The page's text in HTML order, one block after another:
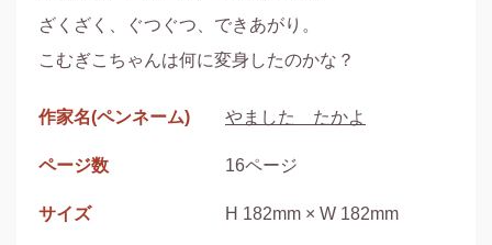
ざくざく、ぐつぐつ、できあがり。
こむぎこちゃんは何に変身したのかな？
作家名(ペンネーム) やました たかよ
ページ数 16ページ
サイズ H 182mm × W 182mm